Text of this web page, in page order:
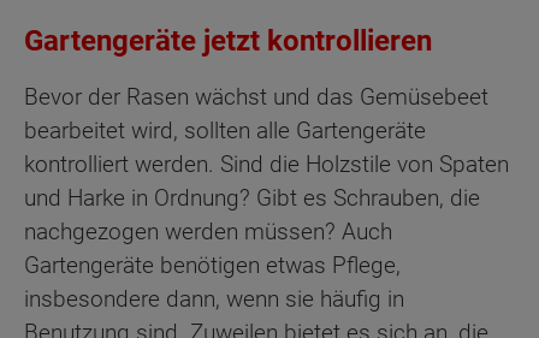
Gartengeräte jetzt kontrollieren
Bevor der Rasen wächst und das Gemüsebeet
bearbeitet wird, sollten alle Gartengeräte
kontrolliert werden. Sind die Holzstile von Spaten
und Harke in Ordnung? Gibt es Schrauben, die
nachgezogen werden müssen? Auch
Gartengeräte benötigen etwas Pflege,
insbesondere dann, wenn sie häufig in